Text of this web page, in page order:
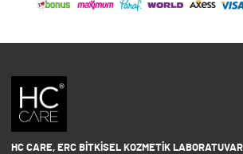
HC CARE, ERC BITKISEL KOZMETIK